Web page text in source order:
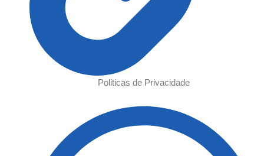
Politicas de Privacidade